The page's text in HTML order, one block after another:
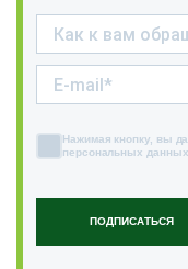
ПОДПИСАТЬСЯ
Нажимая кнопку, вы
персональных данных